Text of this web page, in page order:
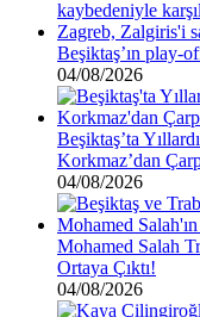
Beşiktaş’ın play-
04/08/2026
Beşiktaş’ta
Korkmaz’dan
04/08/2026
Mohamed Salah
Ortaya Çıktı!
04/08/2026